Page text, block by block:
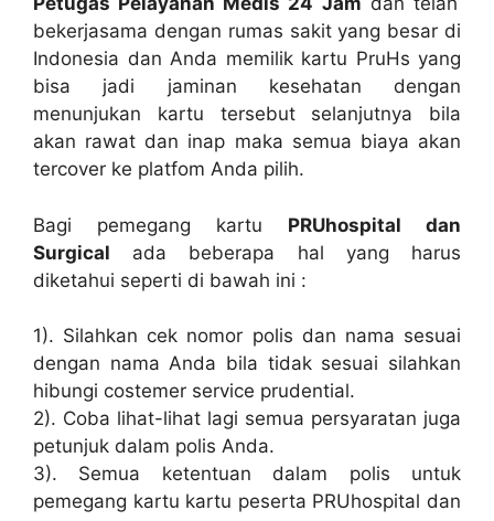
bekerjasama dengan rumas sakit yang besar di
Indonesia dan Anda memilik kartu PruHs yang
bisa jadi jaminan kesehatan dengan
menunjukan kartu tersebut selanjutnya bila
akan rawat dan inap maka semua biaya akan
tercover ke platfom Anda pilih.
Bagi pemegang kartu PRUhospital dan
Surgical ada beberapa hal yang harus
diketahui seperti di bawah ini :
1). Silahkan cek nomor polis dan nama sesuai
dengan nama Anda bila tidak sesuai silahkan
hibungi costemer service prudential.
2). Coba lihat-lihat lagi semua persyaratan juga
petunjuk dalam polis Anda.
3). Semua ketentuan dalam polis untuk
pemegang kartu kartu peserta PRUhospital dan